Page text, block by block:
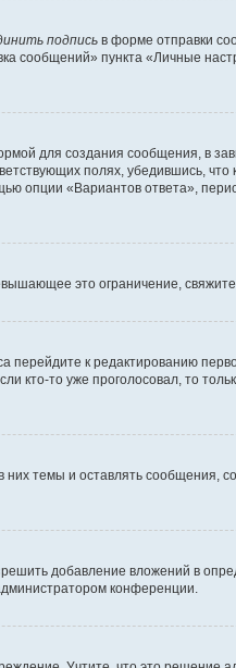
подпись в форме отправки
сообщений» пункта «Личные
для создания сообщения, в
полях, убедившись,
опции «Вариантов ответа»,
это ограничение,
к редактированию
кто-то уже проголосовал, то
темы и оставлять сообщения,
добавление вложений в
конференции.